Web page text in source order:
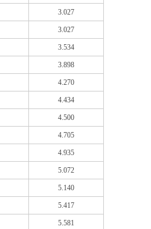
3.027
3.027
3.534
3.898
4.270
4.434
4.500
4.705
4.935
5.072
5.140
5.417
5.581